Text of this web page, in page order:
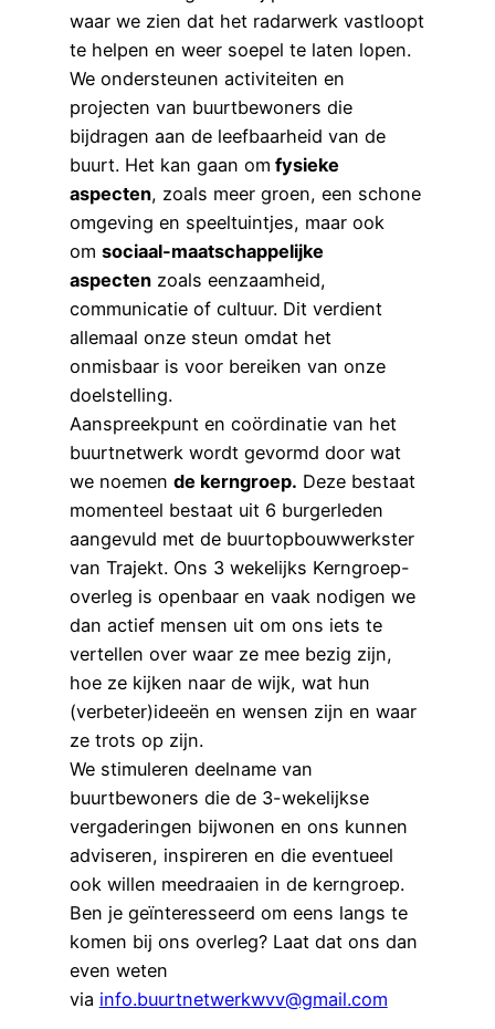
waar we zien dat het radarwerk vastloopt
te helpen en weer soepel te laten lopen.
We ondersteunen activiteiten en
projecten van buurtbewoners die
bijdragen aan de leefbaarheid van de
buurt. Het kan gaan om fysieke
aspecten, zoals meer groen, een schone
omgeving en speeltuintjes, maar ook
om sociaal-maatschappelijke
aspectenzoals eenzaamheid,
communicatie of cultuur. Dit verdient
allemaal onze steun omdat het
onmisbaar is voor bereiken van onze
doelstelling.
Aanspreekpunt en coördinatie van het
buurtnetwerk wordt gevormd door wat
we noemen de kerngroep. Deze bestaat
momenteel bestaat uit 6 burgerleden
aangevuld met de buurtopbouwwerkster
van Trajekt. Ons 3 wekelijks Kerngroep-
overleg is openbaar en vaak nodigen we
dan actief mensen uit om ons iets te
vertellen over waar ze mee bezig zijn,
hoe ze kijken naar de wijk, wat hun
(verbeter)ideeën en wensen zijn en waar
ze trots op zijn.
We stimuleren deelname van
buurtbewoners die de 3-wekelijkse
vergaderingen bijwonen en ons kunnen
adviseren, inspireren en die eventueel
ook willen meedraaien in de kerngroep.
Ben je geïnteresseerd om eens langs te
komen bij ons overleg? Laat dat ons dan
even weten
via info.buurtnetwerkwvv@gmail.com